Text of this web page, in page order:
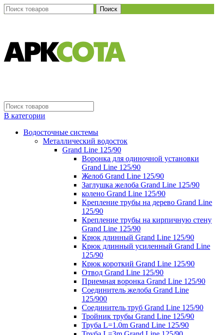
Поиск
В категории
Водосточные системы
Металлический водосток
Grand Line 125/90
Воронка для одиночной установки
Grand Line 125/90
Желоб Grand Line 125/90
Заглушка желоба Grand Line 125/90
колено Grand Line 125/90
Крепление трубы на дерево Grand Line
125/90
Крепление трубы на кирпичную стену
Grand Line 125/90
Крюк длинный Grand Line 125/90
Крюк длинный усиленный Grand Line
125/90
Крюк короткий Grand Line 125/90
Отвод Grand Line 125/90
Приемная воронка Grand Line 125/90
Соединитель желоба Grand Line
125/900
Соединитель труб Grand Line 125/90
Тройник трубы Grand Line 125/90
Труба L=1.0m Grand Line 125/90